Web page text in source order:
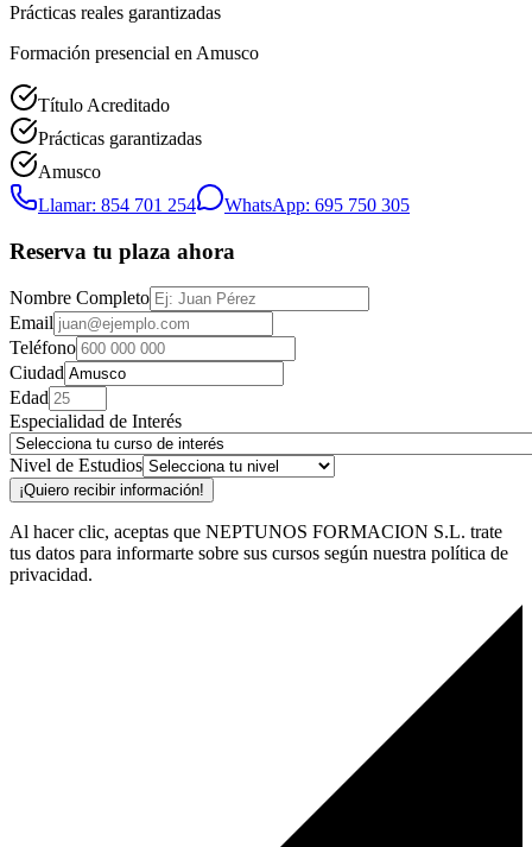
Prácticas reales garantizadas
Formación presencial en Amusco
Título Acreditado
Prácticas garantizadas
Amusco
Llamar: 854 701 254
WhatsApp: 695 750 305
Reserva tu plaza ahora
Nombre Completo
Email
Teléfono
Ciudad
Edad
Especialidad de Interés
Nivel de Estudios
¡Quiero recibir información!
Al hacer clic, aceptas que NEPTUNOS FORMACION S.L. trate
tus datos para informarte sobre sus cursos según nuestra política de
privacidad.